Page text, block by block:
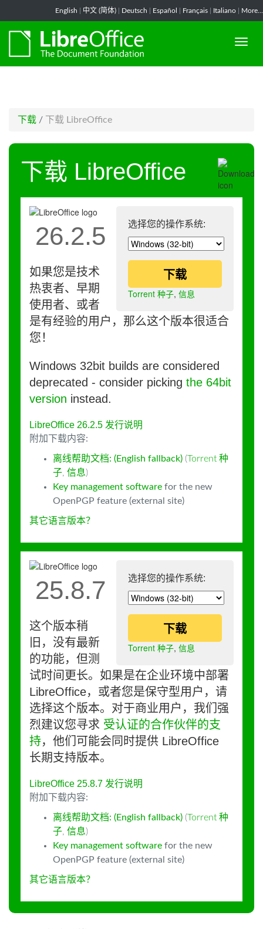
English 中文 (简体) Deutsch Español Français Italiano More...
下载 / 下载 LibreOffice
下载 LibreOffice
选择您的操作系统:
下载
Torrent 种子, 信息
26.2.5
如果您是技术
热衷者、早期
使用者、或者
是有经验的用户，那么这个版本很适合
您！
Windows 32bit builds are considered
deprecated - consider picking the 64bit
version instead.
LibreOffice 26.2.5 发行说明
附加下载内容:
离线帮助文档: (English fallback) (Torrent 种
子, 信息)
Key management software for the new
OpenPGP feature (external site)
其它语言版本？
选择您的操作系统:
下载
Torrent 种子, 信息
25.8.7
这个版本稍
旧，没有最新
的功能，但测
试时间更长。如果是在企业环境中部署
LibreOffice，或者您是保守型用户，请
选择这个版本。对于商业用户，我们强
烈建议您寻求 受认证的合作伙伴的支
持，他们可能会同时提供 LibreOffice
长期支持版本。
LibreOffice 25.8.7 发行说明
附加下载内容:
离线帮助文档: (English fallback) (Torrent 种
子, 信息)
Key management software for the new
OpenPGP feature (external site)
其它语言版本？